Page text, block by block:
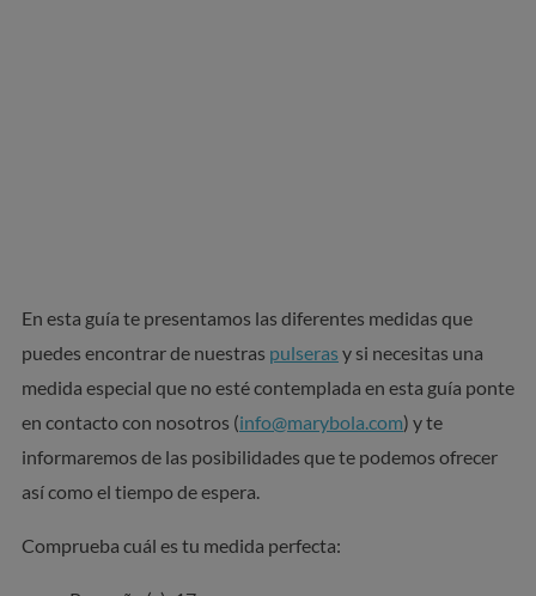
En esta guía te presentamos las diferentes medidas que
puedes encontrar de nuestras pulseras y si necesitas una
medida especial que no esté contemplada en esta guía ponte
en contacto con nosotros (info@marybola.com) y te
informaremos de las posibilidades que te podemos ofrecer
así como el tiempo de espera.
Comprueba cuál es tu medida perfecta: